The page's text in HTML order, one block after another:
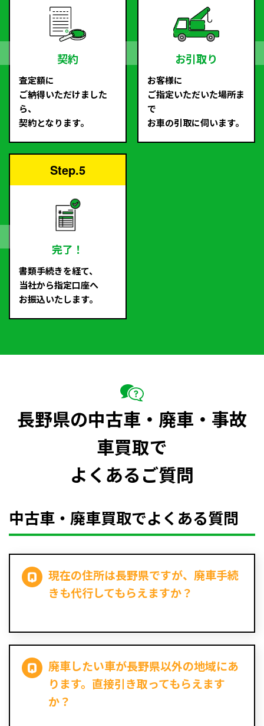
契約
査定額に
ご納得いただけました
ら、
契約となります。
お引取り
お客様に
ご指定いただいた場所ま
で
お車の引取に伺います。
Step.5
完了！
書類手続きを経て、
当社から指定口座へ
お振込いたします。
長野県の中古車・廃車・事故
車買取で
よくあるご質問
中古車・廃車買取でよくある質問
現在の住所は長野県ですが、廃車手続
きも代行してもらえますか？
廃車したい車が長野県以外の地域にあ
ります。直接引き取ってもらえます
か？